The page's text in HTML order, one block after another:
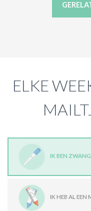
ELKE
IK BEN
IK HEB AL EEN